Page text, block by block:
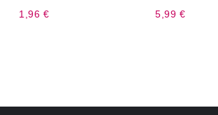
1,96 € 5,99 €